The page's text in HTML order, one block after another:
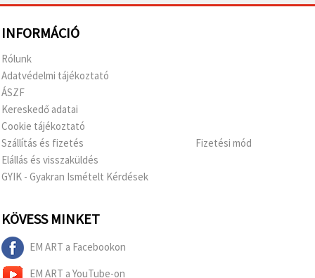
INFORMÁCIÓ
Rólunk
Adatvédelmi tájékoztató
ÁSZF
Kereskedő adatai
Cookie tájékoztató
Szállítás és fizetés
Elállás és visszaküldés
GYIK - Gyakran Ismételt Kérdések
Fizetési mód
KÖVESS MINKET
EM ART a Facebookon
EM ART a YouTube-on